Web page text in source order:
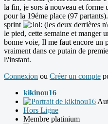
la fin, je sors à nouveau et forme
pour la 19éme place (97
sprint
(les deux derrières
le pied, cette semaine et manger
bonne voie, Il me faut encore un
vraiment dans ce putain de
l\'instant.
Connexion ou Créer un compte
kikinou16
Hors Ligne
Membre platinium